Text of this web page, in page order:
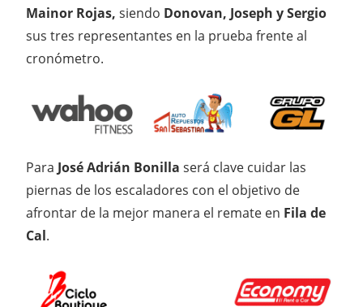
Mainor Rojas, siendo Donovan, Joseph y Sergio
sus tres representantes en la prueba frente al
cronómetro.
Para José Adrián Bonilla será clave cuidar las
piernas de los escaladores con el objetivo de
afrontar de la mejor manera el remate en Fila de
Cal.